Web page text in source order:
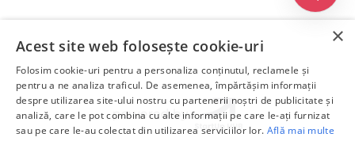
×
Acest site web folosește cookie-uri
Folosim cookie-uri pentru a personaliza conținutul, reclamele și
pentru a ne analiza traficul. De asemenea, împărtășim informații
despre utilizarea site-ului nostru cu partenerii noștri de publicitate și
analiză, care le pot combina cu alte informații pe care le-ați furnizat
sau pe care le-au colectat din utilizarea serviciilor lor. Află mai multe